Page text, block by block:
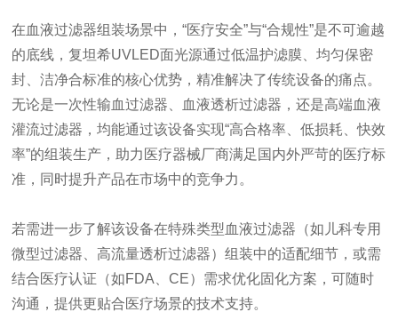
在血液过滤器组装场景中，“医疗安全”与“合规性”是不可逾越
的底线，复坦希UVLED面光源通过低温护滤膜、均匀保密
封、洁净合标准的核心优势，精准解决了传统设备的痛点。
无论是一次性输血过滤器、血液透析过滤器，还是高端血液
灌流过滤器，均能通过该设备实现“高合格率、低损耗、快效
率”的组装生产，助力医疗器械厂商满足国内外严苛的医疗标
准，同时提升产品在市场中的竞争力。
若需进一步了解该设备在特殊类型血液过滤器（如儿科专用
微型过滤器、高流量透析过滤器）组装中的适配细节，或需
结合医疗认证（如FDA、CE）需求优化固化方案，可随时
沟通，提供更贴合医疗场景的技术支持。